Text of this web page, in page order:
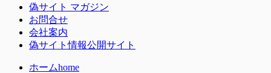
偽サイト マガジン
お問合せ
会社案内
偽サイト情報公開サイト
ホームhome